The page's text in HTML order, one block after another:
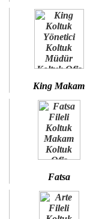
King Makam
Fatsa